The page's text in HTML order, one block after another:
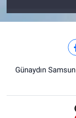
Günaydın Samsun